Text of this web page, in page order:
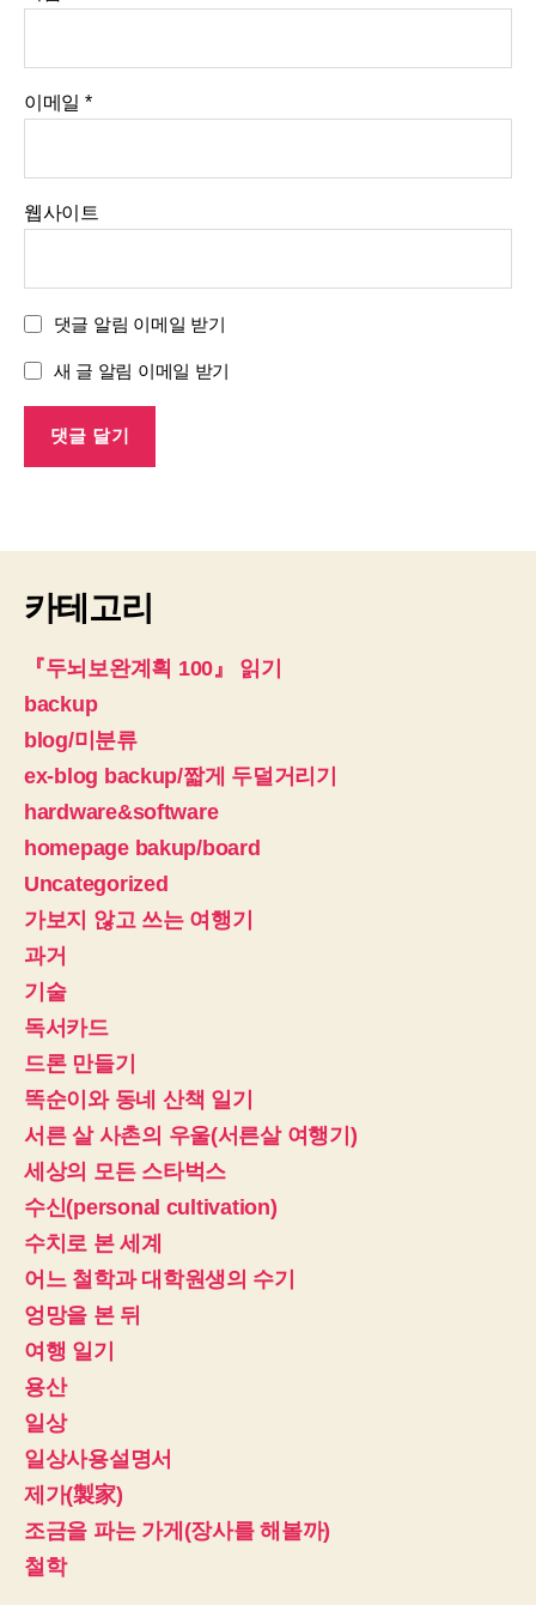
이메일 *
웹사이트
댓글 알림 이메일 받기
새 글 알림 이메일 받기
카테고리
『두뇌보완계획 100』 읽기
backup
blog/미분류
ex-blog backup/짧게 두덜거리기
hardware&software
homepage bakup/board
Uncategorized
가보지 않고 쓰는 여행기
과거
기술
독서카드
드론 만들기
똑순이와 동네 산책 일기
서른 살 사촌의 우울(서른살 여행기)
세상의 모든 스타벅스
수신(personal cultivation)
수치로 본 세계
어느 철학과 대학원생의 수기
엉망을 본 뒤
여행 일기
용산
일상
일상사용설명서
제가(製家)
조금을 파는 가게(장사를 해볼까)
철학